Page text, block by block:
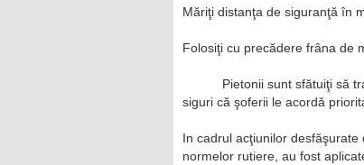
Măriţi distanţa de siguranţă în
Folosiţi cu precădere frâna de
Pietonii sunt sfătuiţi să
siguri că şoferii le acordă
In cadrul acţiunilor
normelor rutiere, au fost